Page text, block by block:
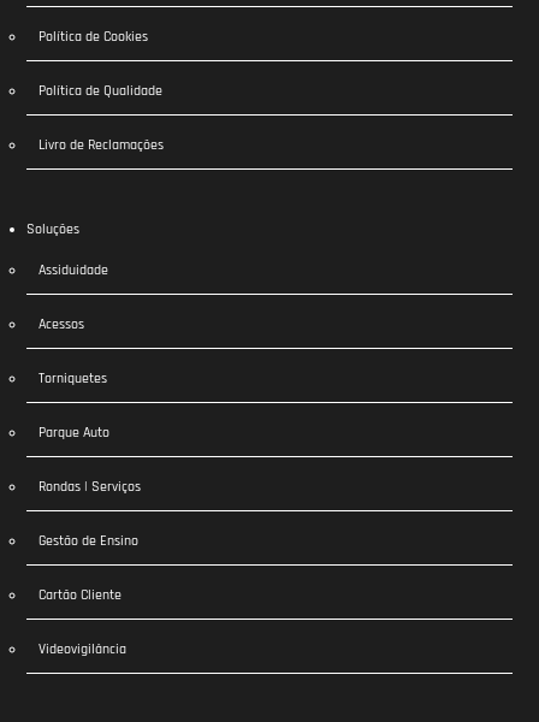
Política de Cookies
Política de Qualidade
Livro de Reclamações
Soluções
Assiduidade
Acessos
Torniquetes
Parque Auto
Rondas | Serviços
Gestão de Ensino
Cartão Cliente
Videovigilância